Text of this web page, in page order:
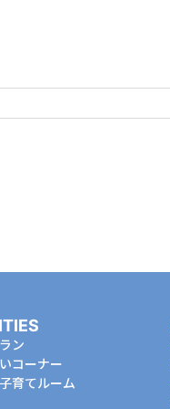
ン
コーナー
育てルーム